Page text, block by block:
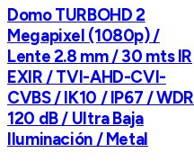
Domo TURBOHD 2
Megapixel (1080p) /
Lente 2.8 mm / 30 mts IR
EXIR / TVI-AHD-CVI-
CVBS / IK10 / IP67 / WDR
120 dB / Ultra Baja
Iluminación / Metal